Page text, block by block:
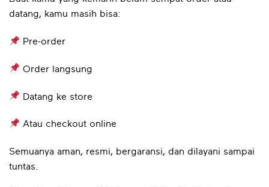
datang, kamu masih bisa:
Pre-order
Order langsung
Datang ke store
Atau checkout online
Semuanya aman, resmi, bergaransi, dan dilayani sampai
tuntas.